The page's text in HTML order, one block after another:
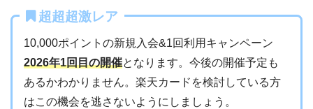
超超超激レア
10,000ポイントの新規入会&1回利用キャンペーン
2026年1回目の開催となります。今後の開催予定も
あるかわかりません。楽天カードを検討している方
はこの機会を逃さないようにしましょう。